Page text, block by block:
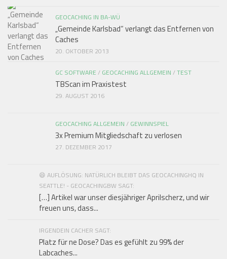
GEOCACHING IN BA-WÜ
„Gemeinde Karlsbad“ verlangt das Entfernen von
Caches
20. OKTOBER 2013
GC SOFTWARE / GEOCACHING ALLGEMEIN /TEST
TBScan im Praxistest
29. AUGUST 2016
GEOCACHING ALLGEMEIN / GEWINNSPIEL
3x Premium Mitgliedschaft zu verlosen
27. DEZEMBER 2017
😄 AUFLÖSUNG: NATÜRLICH BLEIBT DAS GEOCACHINGHQ IN
SEATTLE! - GEOCACHINGBW SAGT:
[…] Artikel war unser diesjähriger Aprilscherz, und wir
freuen uns, dass...
IRGENDEIN CACHER SAGT:
Platz für ne Dose? Das es gefühlt zu 99% der
Labcaches...